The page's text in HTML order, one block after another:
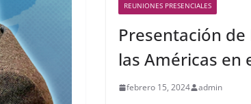
REUNIONES PRESENCIALES
Presentación de
las Américas en
febrero 15, 2024 admin